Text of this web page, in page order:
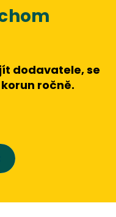
dodavatele, se
ročně.